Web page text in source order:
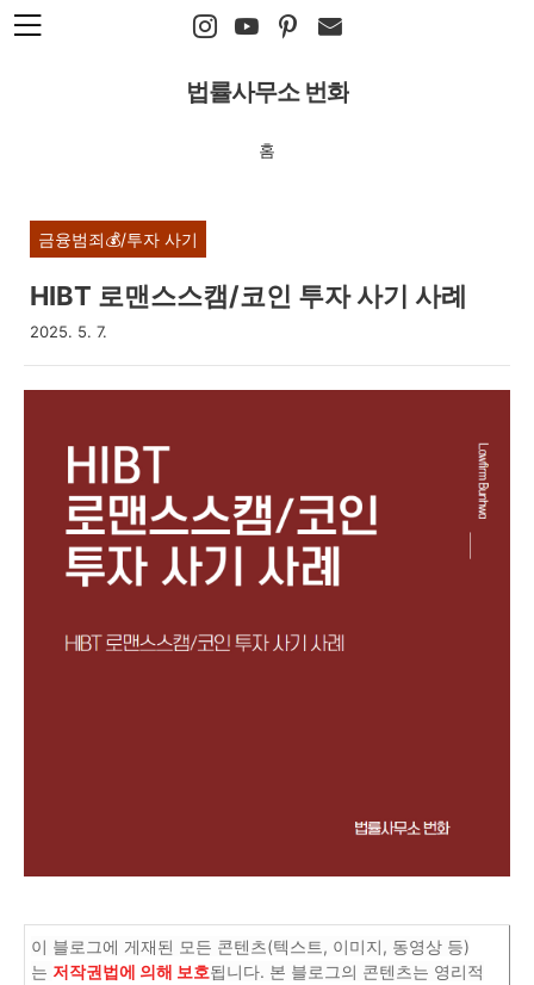
본문 바로가기
법률사무소 번화
홈
금융범죄💰/투자 사기
HIBT 로맨스스캠/코인 투자 사기 사례
2025. 5. 7.
이 블로그에 게재된 모든 콘텐츠(텍스트, 이미지, 동영상 등)
는 저작권법에 의해 보호됩니다. 본 블로그의 콘텐츠는 영리적